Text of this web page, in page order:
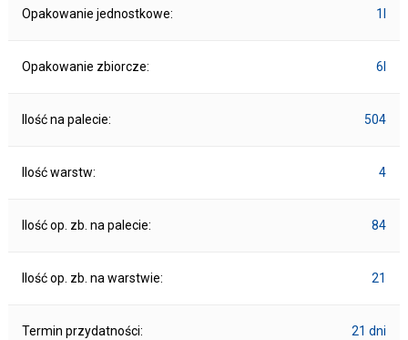
Opakowanie jednostkowe: 1l
Opakowanie zbiorcze: 6l
Ilość na palecie: 504
Ilość warstw: 4
Ilość op. zb. na palecie: 84
Ilość op. zb. na warstwie: 21
Termin przydatności: 21 dni